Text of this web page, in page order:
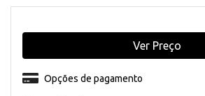
Opções de pagamento
Ver Preço